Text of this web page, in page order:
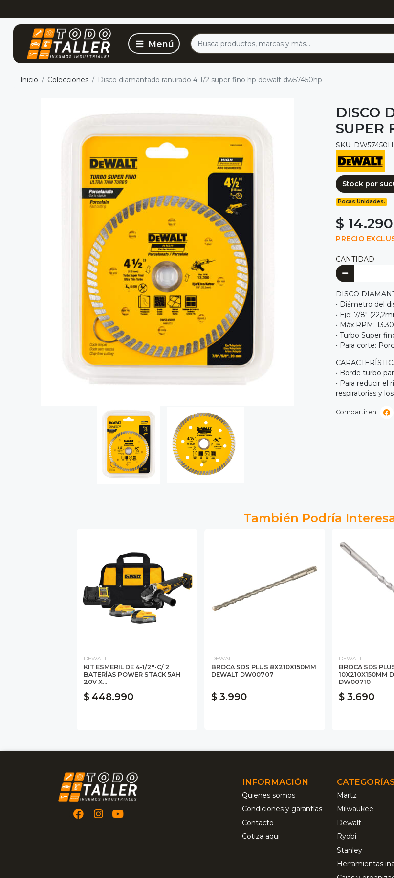
Inicio Colecciones Disco diamantado ranurado 4-1/2 super fino hp dewalt dw57450hp
DISCO
SUPER
SKU:
Stock por
Pocas Unidades.
$ 14.290
PRECIO
CANTIDAD
DISCO
• Diámetro del
• Eje: 7/8"
• Máx RPM:
• Turbo Super
• Para corte:
• Borde turbo
• Para reducir el
respiratorias y
Compartir en:
También Podría
DEWALT
KIT ESMERIL DE 4-1/2"-C/ 2
BATERÍAS POWER STACK 5AH
20V X...
$ 448.990
DEWALT
BROCA SDS PLUS 8X210X150MM
DEWALT DW00707
$ 3.990
DEWALT
BROCA SDS
10X210X150MM
DW00710
$ 3.690
INFORMACIÓN
Quienes somos
Condiciones y garantías
Contacto
Cotiza aqui
CATEGORÍAS
Martz
Milwaukee
Dewalt
Ryobi
Stanley
Herramientas